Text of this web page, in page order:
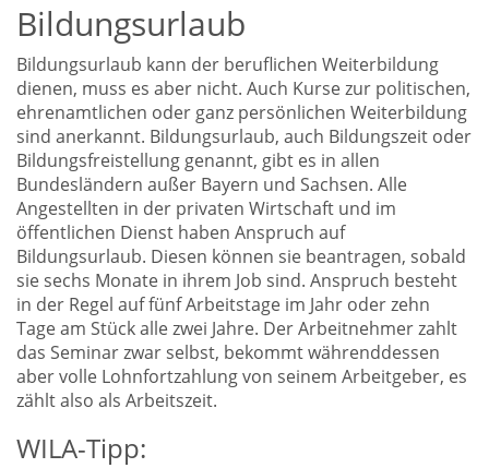
Bildungsurlaub
Bildungsurlaub kann der beruflichen Weiterbildung
dienen, muss es aber nicht. Auch Kurse zur politischen,
ehrenamtlichen oder ganz persönlichen Weiterbildung
sind anerkannt. Bildungsurlaub, auch Bildungszeit oder
Bildungsfreistellung genannt, gibt es in allen
Bundesländern außer Bayern und Sachsen. Alle
Angestellten in der privaten Wirtschaft und im
öffentlichen Dienst haben Anspruch auf
Bildungsurlaub. Diesen können sie beantragen, sobald
sie sechs Monate in ihrem Job sind. Anspruch besteht
in der Regel auf fünf Arbeitstage im Jahr oder zehn
Tage am Stück alle zwei Jahre. Der Arbeitnehmer zahlt
das Seminar zwar selbst, bekommt währenddessen
aber volle Lohnfortzahlung von seinem Arbeitgeber, es
zählt also als Arbeitszeit.
WILA-Tipp: